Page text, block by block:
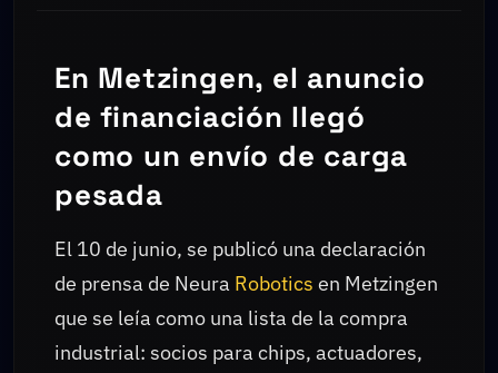
En Metzingen, el anuncio
de financiación llegó
como un envío de carga
pesada
El 10 de junio, se publicó una declaración
de prensa de Neura Robotics en Metzingen
que se leía como una lista de la compra
industrial: socios para chips, actuadores,